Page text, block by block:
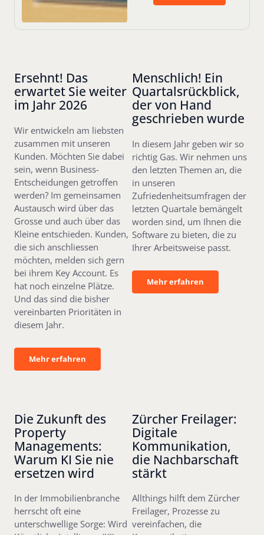
Ersehnt! Das
erwartet Sie weiter
im Jahr 2026
Wir entwickeln am liebsten
zusammen mit unseren
Kunden. Möchten Sie dabei
sein, wenn Business-
Entscheidungen getroffen
werden? Im gemeinsamen
Austausch wird über das
Grosse und auch über das
Kleine entschieden. Kunden,
die sich anschliessen
möchten, melden sich gern
bei ihrem Key Account. Es
hat noch einzelne Plätze.
Und das sind die bisher
vereinbarten Prioritäten in
diesem Jahr.
Mehr erfahren
Mehr erfahren
Menschlich! Ein
Quartalsrückblick,
der von Hand
geschrieben wurde
In diesem Jahr geben wir so
richtig Gas. Wir nehmen uns
den letzten Themen an, die
in unseren
Zufriedenheitsumfragen der
letzten Quartale bemängelt
worden sind, um Ihnen die
Software zu bieten, die zu
Ihrer Arbeitsweise passt.
Mehr erfahren
Mehr erfahren
Die Zukunft des
Property
Managements:
Warum KI Sie nie
ersetzen wird
In der Immobilienbranche
herrscht oft eine
unterschwellige Sorge: Wird
Zürcher Freilager:
Digitale
Kommunikation,
die Nachbarschaft
stärkt
Allthings hilft dem Zürcher
Freilager, Prozesse zu
vereinfachen, die